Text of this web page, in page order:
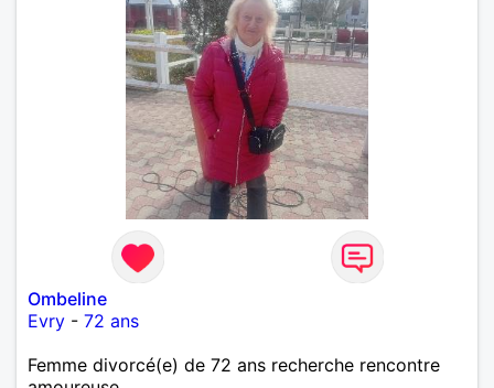
Ombeline
Evry - 72 ans
Femme divorcé(e) de 72 ans recherche rencontre